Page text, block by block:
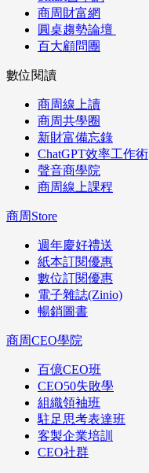
商周財富網
圓桌趨勢論壇
百大顧問團
數位閱讀
商周線上讀
商周共學圈
新財富備忘錄
ChatGPT效率工作術
聲音商學院
商周線上課程
商周Store
週年慶好禮送
紙本訂閱優惠
數位訂閱優惠
電子雜誌(Zinio)
暢銷圖書
商周CEO學院
百億CEO班
CEO50失敗學
組織領袖班
駐足思考表達班
客製企業培訓
CEO社群